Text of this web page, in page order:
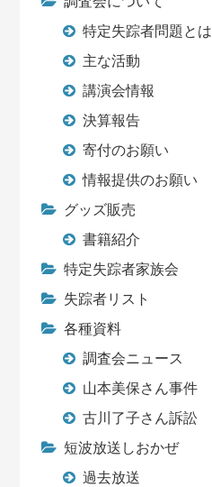
特定失踪者問題とは
主な活動
講演会情報
決算報告
寄付のお願い
情報提供のお願い
グッズ販売
書籍紹介
特定失踪者家族会
失踪者リスト
各種資料
調査会ニュース
山本美保さん事件
古川了子さん訴訟
短波放送しおかぜ
過去放送